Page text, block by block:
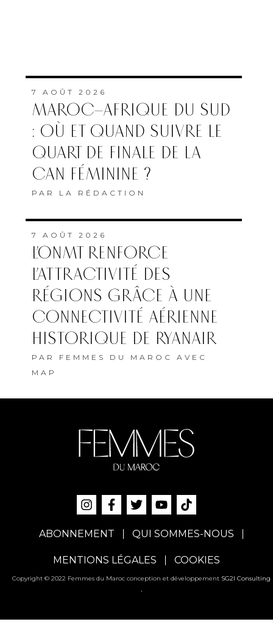
7 AOÛT 2026
MAROC–AFRIQUE DU SUD
: OÙ ET QUAND SUIVRE LE
QUART DE FINALE DE LA
CAN FÉMININE ?
PAR LA RÉDACTION
7 AOÛT 2026
L’ONMT RENFORCE
L’ATTRACTIVITÉ DES
RÉGIONS GRÂCE À UNE
CONNECTIVITÉ AÉRIENNE
HISTORIQUE DE RYANAIR
PAR FEMMES DU MAROC AVEC
MAP
ABONNEMENT QUI SOMMES-NOUS
MENTIONS LÉGALES COOKIES
Copyright © 2022 Femmes du Maroc conception et développement SG2I Consulting